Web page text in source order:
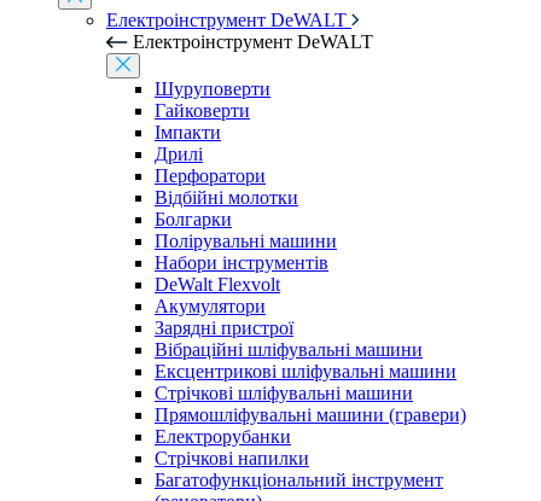
Електроінструмент DeWALT
Електроінструмент DeWALT
Шуруповерти
Гайковерти
Імпакти
Дрилі
Перфоратори
Відбійні молотки
Болгарки
Полірувальні машини
Набори інструментів
DeWalt Flexvolt
Акумулятори
Зарядні пристрої
Вібраційні шліфувальні машини
Ексцентрикові шліфувальні машини
Стрічкові шліфувальні машини
Прямошліфувальні машини (гравери)
Електрорубанки
Стрічкові напилки
Багатофункціональний інструмент